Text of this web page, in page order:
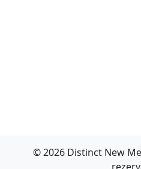
© 2026 Distinct New